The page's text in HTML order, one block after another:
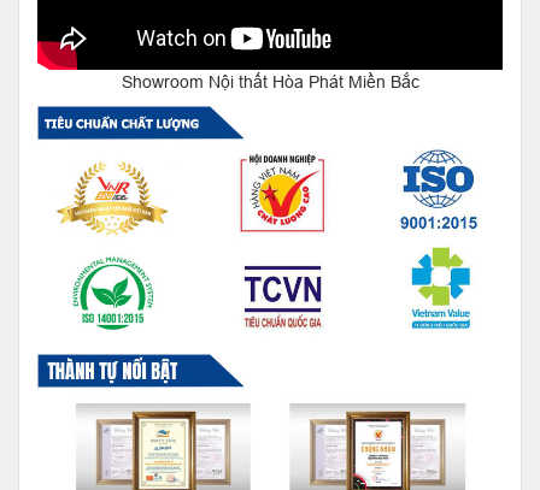
Showroom Nội thất Hòa Phát Miền Bắc